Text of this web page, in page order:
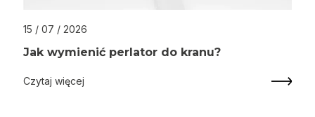
15 / 07 / 2026
Jak wymienić perlator do kranu?
Czytaj więcej